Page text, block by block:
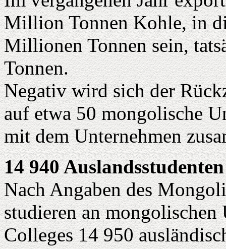
Million Tonnen Kohle, in
Millionen Tonnen sein,
Tonnen.
Negativ wird sich der
auf etwa 50 mongolische
mit dem Unternehmen
14 940
Nach Angaben des
studieren an
Colleges 14 950